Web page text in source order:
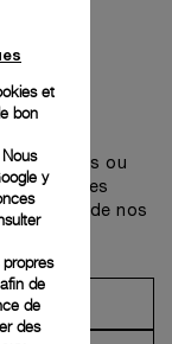
boutiques ou
les
services de nos
et
bon
y
de
de
des